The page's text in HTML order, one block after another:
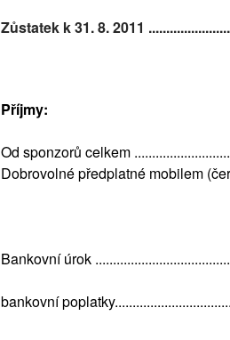
Zůstatek k 31. 8. 2011
Příjmy:
Od sponzorů celkem
Dobrovolné předplatné mobilem
Bankovní úrok
bankovní